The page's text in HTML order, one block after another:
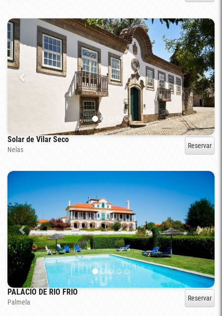
Solar de Vilar Seco
Nelas Reservar
PALÁCIO DE RIO FRIO
Palmela Reservar